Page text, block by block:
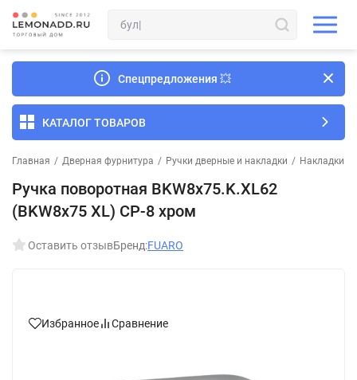
Спецпредложения 💥
КАТАЛОГ ТОВАРОВ
Главная / Дверная фурнитура / Ручки дверные и накладки / Накладки и
Ручка поворотная BKW8x75.K.XL62
(BKW8x75 XL) CP-8 хром
Оставить отзывБренд:FUARO
Избранное Сравнение